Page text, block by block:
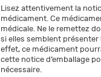
Lisez attentivement la
médicament. Ce
médicale. Ne le remettez
si elles semblent
effet, ce médicament
cette notice d’emballage
nécessaire.